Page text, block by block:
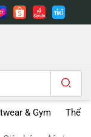
& Gym Thể